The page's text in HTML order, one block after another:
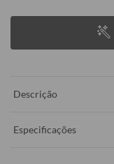
Descrição
Especificações